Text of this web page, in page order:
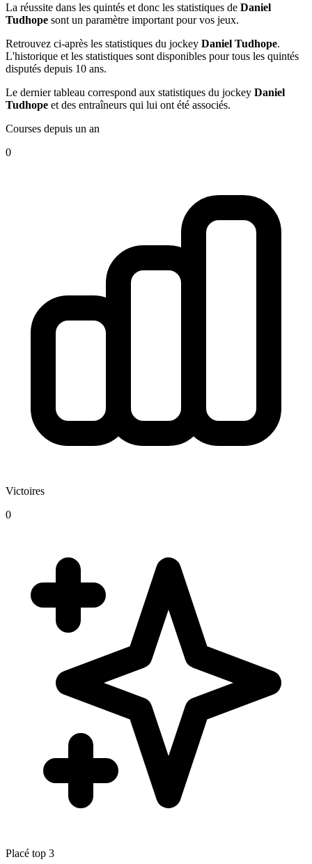
La réussite dans les quintés et donc les statistiques de Daniel
Tudhope sont un paramètre important pour vos jeux.
Retrouvez ci-après les statistiques du jockey Daniel Tudhope.
L'historique et les statistiques sont disponibles pour tous les quintés
disputés depuis 10 ans.
Le dernier tableau correspond aux statistiques du jockey Daniel
Tudhope et des entraîneurs qui lui ont été associés.
Courses depuis un an
0
Victoires
0
Placé top 3